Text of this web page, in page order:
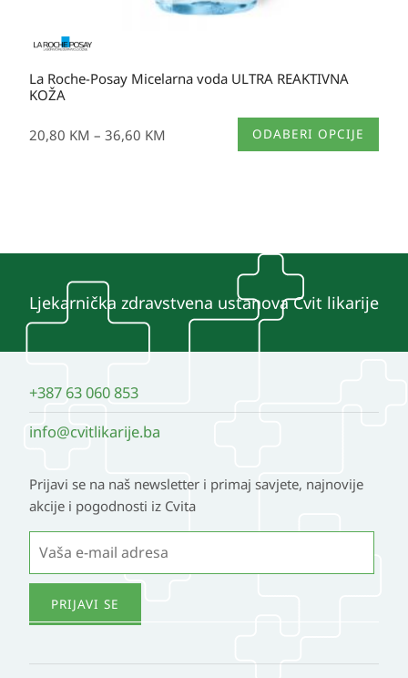
La Roche-Posay Micelarna voda ULTRA REAKTIVNA
KOŽA
20,80 KM – 36,60 KM ODABERI OPCIJE
Ovaj
proizvod
se
mogu
odabrati
Ljekarnička zdravstvena ustanova Cvit likarije
+387 63 060 853
info@cvitlikarije.ba
Prijavi se na naš newsletter i primaj savjete, najnovije
akcije i pogodnosti iz Cvita